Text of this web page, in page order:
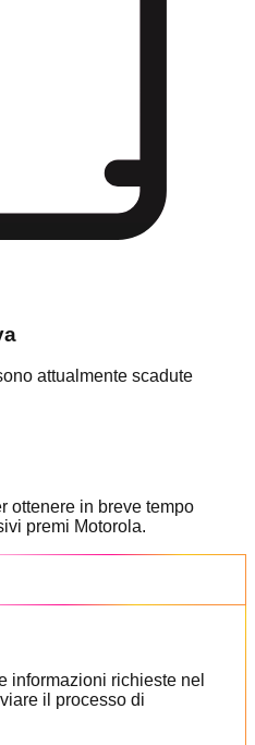
attualmente scadute
ottenere in breve tempo
premi Motorola.
informazioni richieste nel
il processo di